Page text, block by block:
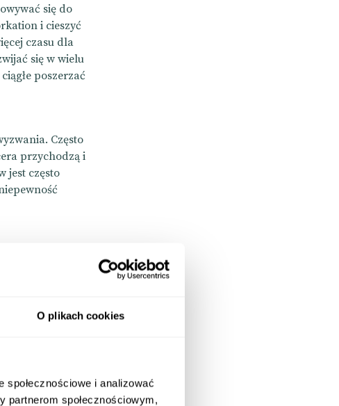
O plikach cookies
i analizować
społecznościowym,
się do
i cieszyć
czasu dla
się w wielu
poszerzać
Często
przychodzą i
jest często
projekty i